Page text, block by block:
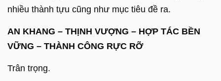
nhiều thành tựu cũng như mục tiêu đề ra.
AN KHANG – THỊNH VƯỢNG – HỢP TÁC BỀN
VỮNG – THÀNH CÔNG RỰC RỠ
Trân trọng.